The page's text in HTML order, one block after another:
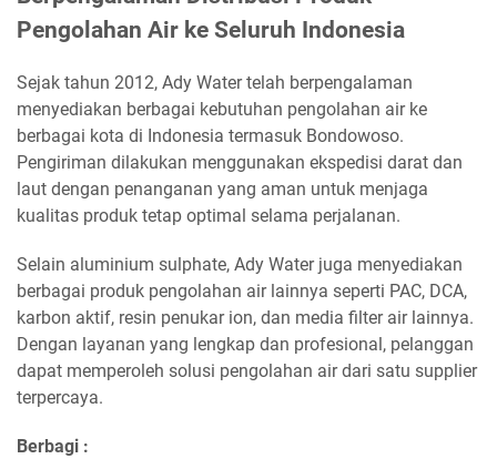
Pengolahan Air ke Seluruh Indonesia
Sejak tahun 2012, Ady Water telah berpengalaman
menyediakan berbagai kebutuhan pengolahan air ke
berbagai kota di Indonesia termasuk Bondowoso.
Pengiriman dilakukan menggunakan ekspedisi darat dan
laut dengan penanganan yang aman untuk menjaga
kualitas produk tetap optimal selama perjalanan.
Selain aluminium sulphate, Ady Water juga menyediakan
berbagai produk pengolahan air lainnya seperti PAC, DCA,
karbon aktif, resin penukar ion, dan media filter air lainnya.
Dengan layanan yang lengkap dan profesional, pelanggan
dapat memperoleh solusi pengolahan air dari satu supplier
terpercaya.
Berbagi :